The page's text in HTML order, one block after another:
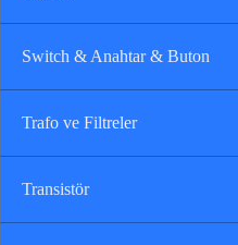
Switch & Anahtar & Buton
Trafo ve Filtreler
Transistör